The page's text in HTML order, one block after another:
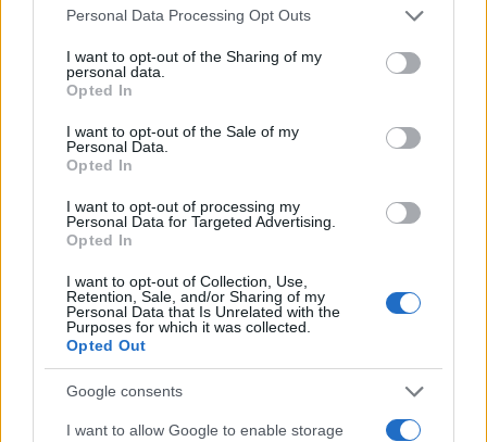
Please note that this website/app uses one or more Google
not limited to your visit or usage behaviour. You may click to
grant or deny consent to Google and its third-party tags to
use your data for below specified purposes in below Google
consent section.
Personal Data Processing Opt Outs
I want to opt-out of the Sharing of my
personal data.
Opted In
I want to opt-out of the Sale of my
Personal Data.
Opted In
I want to opt-out of processing my
Personal Data for Targeted Advertising.
Opted In
I want to opt-out of Collection, Use,
Retention, Sale, and/or Sharing of my
Personal Data that Is Unrelated with the
Purposes for which it was collected.
Opted Out
Google consents
I want to allow Google to enable storage
απελευθερώνει θερμότητα. Οι πρώτες αναλύσεις των
υπέρυθρων απεικονίσεων έδειξαν ότι ο
Torifune
εμφανίζει πολύ χαμηλότερες θερμοκρασίες στις
πλευρές που εκτίθενται απευθείας στην ηλιακή
ακτινοβολία. Η διαφορά αυτή δίνει άμεσες
επιφάνειας, καθώς ο συμπαγής βράχος συγκρατεί τη
θερμότητα διαφορετικά από τα στρώματα χαλαρής
σκόνης.
Το υπολογισμένο ρίσκο και η προέκταση της
αποστολής
Το πιο εντυπωσιακό στοιχείο του πρόσφατου
κατορθώματος είναι το γεγονός πως το πέρασμα από